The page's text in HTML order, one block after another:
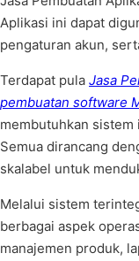
Aplikasi ini dapat
pengaturan akun,
Terdapat pula Jasa
pembuatan software
membutuhkan
Semua dirancang
skalabel untuk
Melalui sistem
berbagai aspek
manajemen produk,